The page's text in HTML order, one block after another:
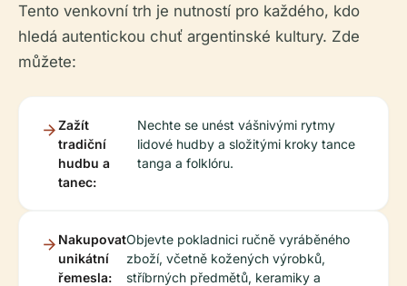
Tento venkovní trh je nutností pro každého, kdo
hledá autentickou chuť argentinské kultury. Zde
můžete:
Zažít
tradiční
hudbu a
tanec:
Nechte se unést vášnivými rytmy
lidové hudby a složitými kroky tance
tanga a folklóru.
Nakupovat
unikátní
řemesla:
Objevte pokladnici ručně vyráběného
zboží, včetně kožených výrobků,
stříbrných předmětů, keramiky a